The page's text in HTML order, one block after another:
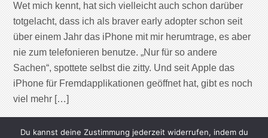
Wet mich kennt, hat sich vielleicht auch schon darüber
totgelacht, dass ich als braver early adopter schon seit
über einem Jahr das iPhone mit mir herumtrage, es aber
nie zum telefonieren benutze. „Nur für so andere
Sachen“, spottete selbst die zitty. Und seit Apple das
iPhone für Fremdapplikationen geöffnet hat, gibt es noch
viel mehr […]
Continue Reading
Du kannst deine Zustimmung jederzeit widerrufen, indem du